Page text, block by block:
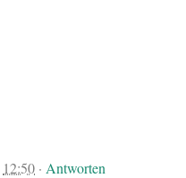
12:50 · Antworten